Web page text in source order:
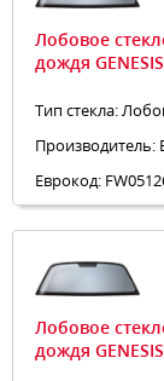
Лобовое
дождя
Тип стекла:
Производитель:
Еврокод:
Лобовое
дождя